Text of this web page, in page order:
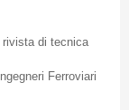
rivista di tecnica
Ingegneri Ferroviari